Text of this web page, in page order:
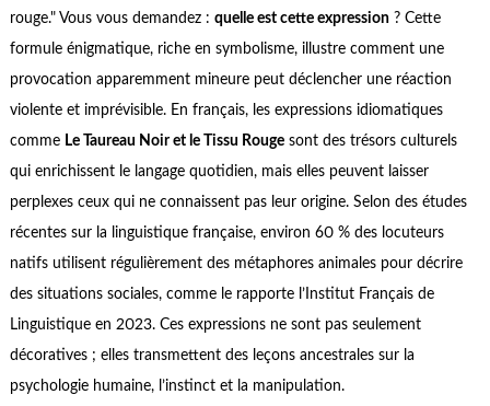
rouge." Vous vous demandez : quelle est cette expression? Cette
formule énigmatique, riche en symbolisme, illustre comment une
provocation apparemment mineure peut déclencher une réaction
violente et imprévisible. En français, les expressions idiomatiques
comme Le Taureau Noir et le Tissu Rougesont des trésors culturels
qui enrichissent le langage quotidien, mais elles peuvent laisser
perplexes ceux qui ne connaissent pas leur origine. Selon des études
récentes sur la linguistique française, environ 60 % des locuteurs
natifs utilisent régulièrement des métaphores animales pour décrire
des situations sociales, comme le rapporte l’Institut Français de
Linguistique en 2023. Ces expressions ne sont pas seulement
décoratives ; elles transmettent des leçons ancestrales sur la
psychologie humaine, l’instinct et la manipulation.